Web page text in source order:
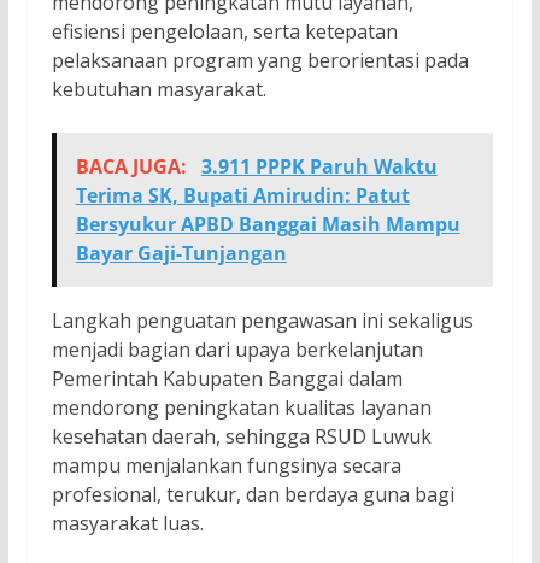
efisiensi pengelolaan, serta ketepatan
pelaksanaan program yang berorientasi pada
kebutuhan masyarakat.
BACA JUGA: 3.911 PPPK Paruh Waktu
Terima SK, Bupati Amirudin: Patut
Bersyukur APBD Banggai Masih Mampu
Bayar Gaji-Tunjangan
Langkah penguatan pengawasan ini sekaligus
menjadi bagian dari upaya berkelanjutan
Pemerintah Kabupaten Banggai dalam
mendorong peningkatan kualitas layanan
kesehatan daerah, sehingga RSUD Luwuk
mampu menjalankan fungsinya secara
profesional, terukur, dan berdaya guna bagi
masyarakat luas.